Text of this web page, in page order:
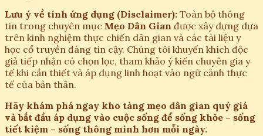
Lưu ý về tính ứng dụng (Disclaimer): Toàn bộ thông
tin trong chuyên mục Mẹo Dân Gian được xây dựng dựa
trên kinh nghiệm thực chiến dân gian và các tài liệu y
học cổ truyền đáng tin cậy. Chúng tôi khuyến khích độc
giả tiếp nhận có chọn lọc, tham khảo ý kiến chuyên gia y
tế khi cần thiết và áp dụng linh hoạt vào ngữ cảnh thực
tế của bản thân.
Hãy khám phá ngay kho tàng mẹo dân gian quý giá
và bắt đầu áp dụng vào cuộc sống để sống khỏe – sống
tiết kiệm – sống thông minh hơn mỗi ngày.